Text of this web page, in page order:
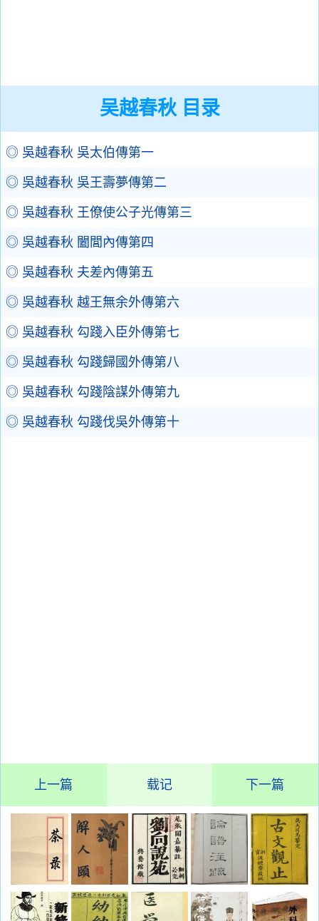
吴越春秋 目录
◎ 吳越春秋 吳太伯傳第一
◎ 吳越春秋 吳王壽夢傳第二
◎ 吳越春秋 王僚使公子光傳第三
◎ 吳越春秋 闔閭內傳第四
◎ 吳越春秋 夫差內傳第五
◎ 吳越春秋 越王無余外傳第六
◎ 吳越春秋 勾踐入臣外傳第七
◎ 吳越春秋 勾踐歸國外傳第八
◎ 吳越春秋 勾踐陰謀外傳第九
◎ 吳越春秋 勾踐伐吳外傳第十
上一篇 载记 下一篇